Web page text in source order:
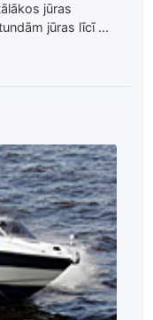
jūras
jūras līcī ...